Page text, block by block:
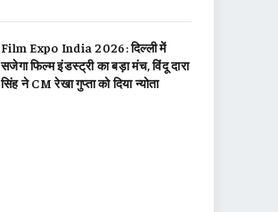
Film Expo India 2026: दिल्ली में
सजेगा फिल्म इंडस्ट्री का बड़ा मंच, विंदू दारा
सिंह ने CM रेखा गुप्ता को दिया न्योता